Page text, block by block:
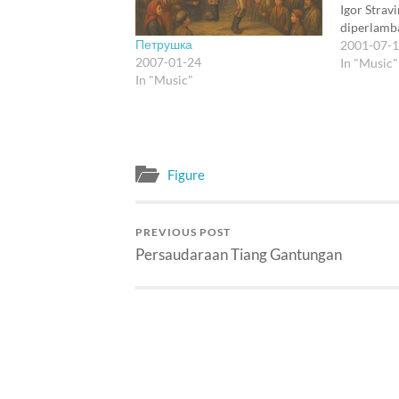
Петрушка
2007-01-24
In "Music"
Igor
di
dibikin
2001-07-
In "Music"
Figure
PREVIOUS POST
Persaudaraan Tiang Gantungan